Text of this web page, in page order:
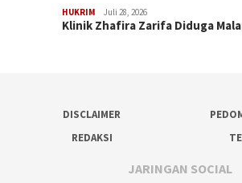
HUKRIM Juli 28, 2026
Klinik Zhafira Zarifa Diduga
DISCLAIMER
REDAKSI
JARINGAN SOCIAL